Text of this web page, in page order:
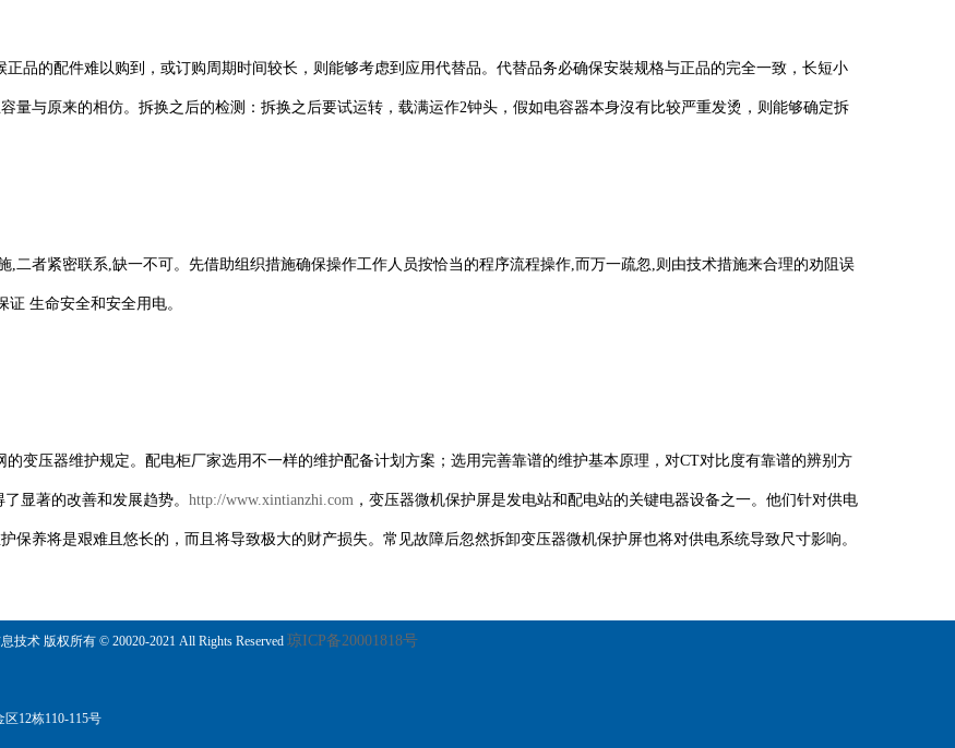
配件难以购到，或订购周期时间较长，则能够考虑到应用代替品。代替品务必确保安裝规格与正品的完全一致，长短小
量与原来的相仿。拆换之后的检测：拆换之后要试运转，载满运作2钟头，假如电容器本身沒有比较严重发烫，则能够确定拆
紧密联系,缺一不可。先借助组织措施确保操作工作人员按恰当的程序流程操作,而万一疏忽,则由技术措施来合理的劝阻误
生命安全和安全用电。
器维护规定。配电柜厂家选用不一样的维护配备计划方案；选用完善靠谱的维护基本原理，对CT对比度有靠谱的辨别方
显著的改善和发展趋势。 http://www.xintianzhi.com ，变压器微机保护屏是发电站和配电站的关键电器设备之一。他们针对供电
保养将是艰难且悠长的，而且将导致极大的财产损失。常见故障后忽然拆卸变压器微机保护屏也将对供电系统导致尺寸影响。
技术 版权所有 © 20020-2021 All Rights Reserved 琼ICP备20001818号
12栋110-115号